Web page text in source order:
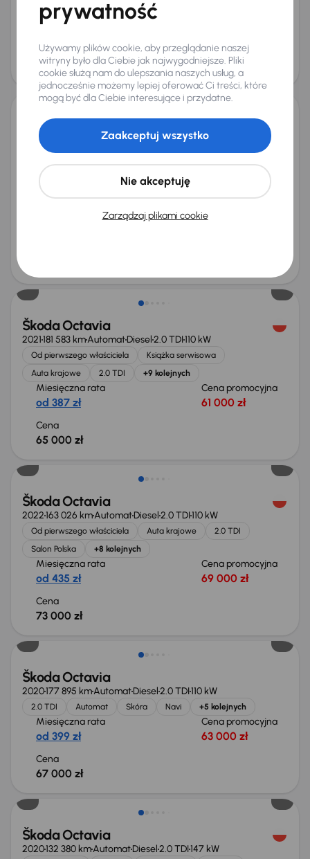
Miesięczna rata
Cena
48 700 zł
Taniej o 1 000 zł
Škoda Octavia 1.0 TSI e-tec
2020 Automat Benzyna + Hybryda
Od pierwszego właściciela
Salon Polska
62 000 zł
Škoda Octavia
2021181 583 kmAutomatDiesel2.0 TDI110 kW
Od pierwszego właściciela
Książka serwisowa
Auta krajowe
2.0 TDI +9 kolejnych
Miesięczna rata
od 387 zł
Cena promocyjna
61 000 zł
Cena
65 000 zł
Możliwość odliczenia VAT
Škoda Octavia
2022163 026 kmAutomatDiesel2.0 TDI110 kW
Od pierwszego właściciela Auta krajowe
2.0 TDI
Salon Polska
+8 kolejnych
Miesięczna rata
od 435 zł
Cena promocyjna
69 000 zł
Cena
73 000 zł
Škoda Octavia
2020177 895 kmAutomatDiesel2.0 TDI110 kW
2.0 TDI Automat Skóra Navi +5 kolejnych
Miesięczna rata
od 399 zł
Cena promocyjna
63 000 zł
Cena
67 000 zł
Škoda Octavia
2020132 380 kmAutomatDiesel2.0 TDI147 kW
prywatność
Używamy plików cookie, aby przeglądanie naszej
witryny było dla Ciebie jak najwygodniejsze. Pliki
cookie służą nam do ulepszania naszych usług, a
jednocześnie możemy lepiej oferować Ci treści, które
mogą być dla Ciebie interesujące i przydatne.
Zarządzaj plikami cookie
Nie akceptuję
Zaakceptuj wszystko